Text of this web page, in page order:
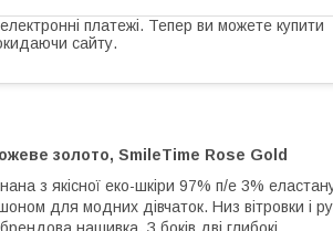
платежі. Тепер ви можете купити
сайту.
золото, SmileTime Rose Gold
з якісної еко-шкіри 97% п/е 3%
для модних дівчаток. Низ вітровки і
нашивка. З боків дві глибокі